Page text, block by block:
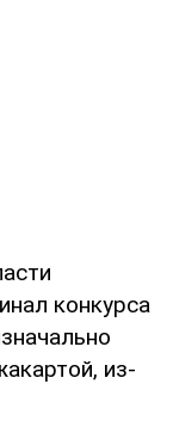
конкурса
из-